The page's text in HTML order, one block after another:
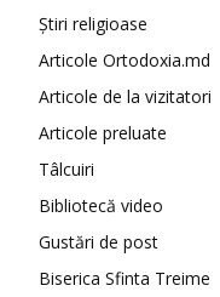
Știri religioase
Articole Ortodoxia.md
Articole de la vizitatori
Articole preluate
Tâlcuiri
Bibliotecă video
Gustări de post
Biserica Sfinta Treime